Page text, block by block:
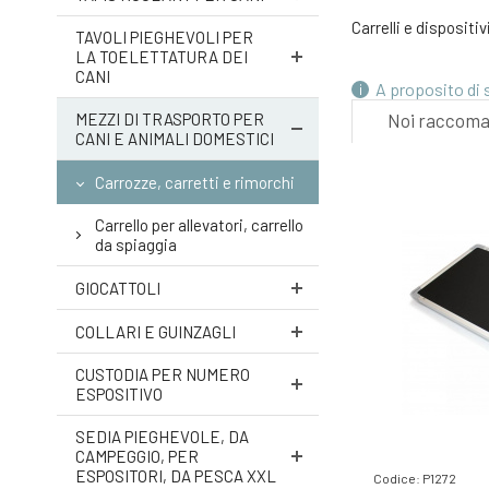
TAVOLI PIEGHEVOLI PER
LA TOELETTATURA DEI
CANI
MEZZI DI TRASPORTO PER
CANI E ANIMALI DOMESTICI
Carrozze, carretti e rimorchi
Carrello per allevatori, carrello
da spiaggia
GIOCATTOLI
COLLARI E GUINZAGLI
CUSTODIA PER NUMERO
ESPOSITIVO
SEDIA PIEGHEVOLE, DA
CAMPEGGIO, PER
ESPOSITORI, DA PESCA XXL
4. -11%
Carrelli e
A proposito di
Noi
Codice: P1272